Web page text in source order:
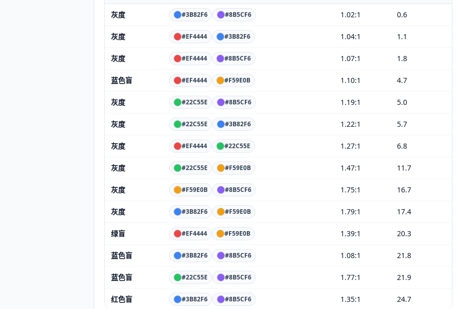
灰度 #3B82F6 #8B5CF6 1.02:1 0.6
灰度 #EF4444 #3B82F6 1.04:1 1.1
灰度 #EF4444 #8B5CF6 1.07:1 1.8
蓝色盲 #EF4444 #F59E0B 1.10:1 4.7
灰度 #22C55E #8B5CF6 1.19:1 5.0
灰度 #22C55E #3B82F6 1.22:1 5.7
灰度 #EF4444 #22C55E 1.27:1 6.8
灰度 #22C55E #F59E0B 1.47:1 11.7
灰度 #F59E0B #8B5CF6 1.75:1 16.7
灰度 #3B82F6 #F59E0B 1.79:1 17.4
绿盲 #EF4444 #F59E0B 1.39:1 20.3
蓝色盲 #3B82F6 #8B5CF6 1.08:1 21.8
蓝色盲 #22C55E #8B5CF6 1.77:1 21.9
红色盲 #3B82F6 #8B5CF6 1.35:1 24.7